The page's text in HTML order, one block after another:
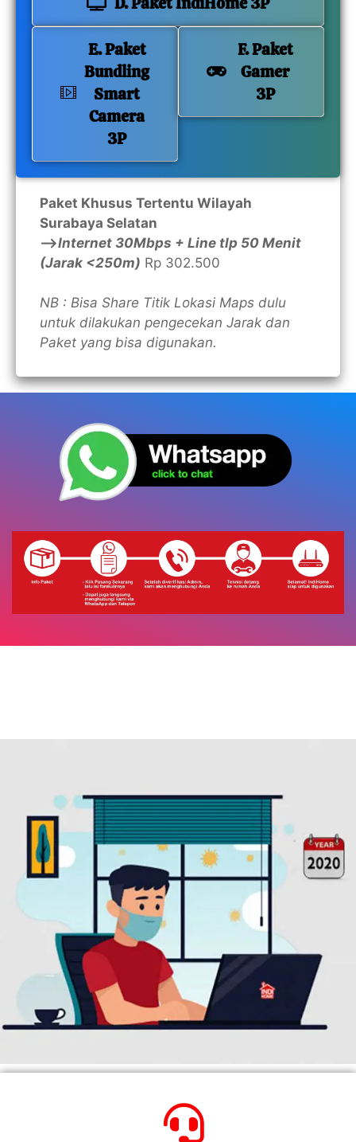
E. Paket
Bundling
Smart
Camera
3P
F. Paket
Gamer
3P
Paket Khusus Tertentu Wilayah
Surabaya Selatan
—>Internet 30Mbps + Line tlp 50 Menit
(Jarak <250m) Rp 302.500
NB : Bisa Share Titik Lokasi Maps dulu
untuk dilakukan pengecekan Jarak dan
Paket yang bisa digunakan.